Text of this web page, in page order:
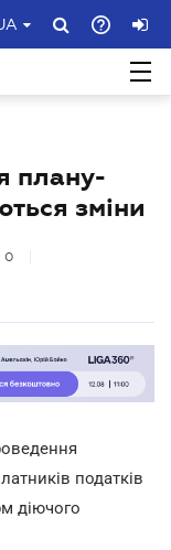
плану-
зміни
0
податків
діючого